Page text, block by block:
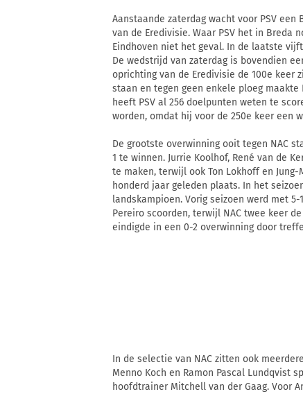
Aanstaande zaterdag wacht voor PSV
van de Eredivisie. Waar PSV het in Breda
Eindhoven niet het geval. In de laatste
De wedstrijd van zaterdag is bovendien
oprichting van de Eredivisie de 100e
staan en tegen geen enkele ploeg maakte
heeft PSV al 256 doelpunten weten te
worden, omdat hij voor de 250e keer een
De grootste overwinning ooit tegen NAC
1 te winnen. Jurrie Koolhof, René van de
te maken, terwijl ook Ton Lokhoff en
honderd jaar geleden plaats. In het
landskampioen. Vorig seizoen werd met 5-
Pereiro scoorden, terwijl NAC twee keer
eindigde in een 0-2 overwinning door
In de selectie van NAC zitten ook
Menno Koch en Ramon Pascal Lundqvist
hoofdtrainer Mitchell van der Gaag. Voor